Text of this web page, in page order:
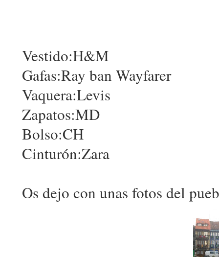
Vestido:H&M
Gafas:Ray ban Wayfarer
Vaquera:Levis
Zapatos:MD
Bolso:CH
Cinturón:Zara
Os dejo con unas fotos del